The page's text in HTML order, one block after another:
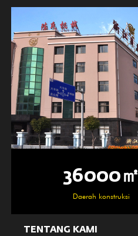
36000㎡
Daerah konstruksi
TENTANG KAMI